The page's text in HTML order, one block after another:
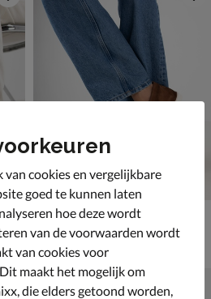
Nelson
Mocassins & loafers - cognac
€ 139,99
139,99
van cookies en vergelijkbare
goed te kunnen laten
hoe deze wordt
van de voorwaarden wordt
van cookies voor
maakt het mogelijk om
die elders getoond worden,